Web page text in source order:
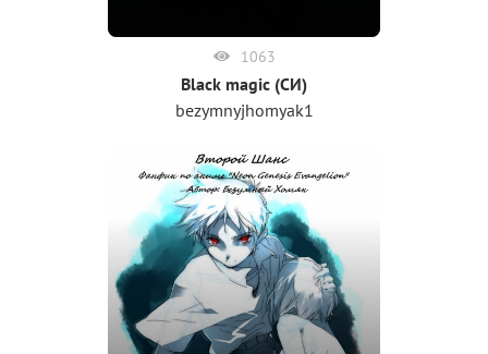
1063
Black magic (СИ)
bezymnyjhomyak1